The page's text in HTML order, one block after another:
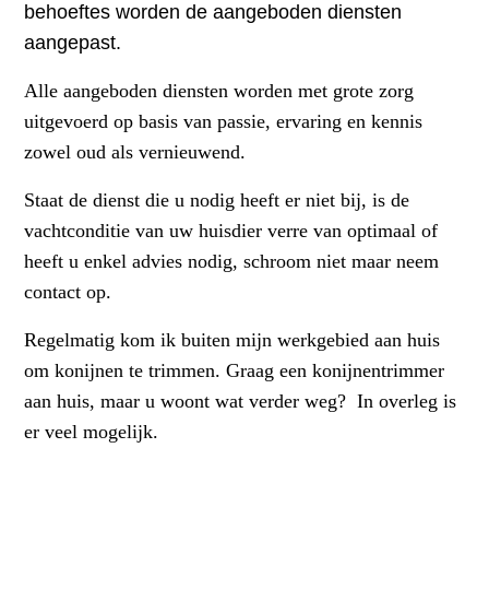
behoeftes worden de aangeboden diensten
aangepast.
Alle aangeboden diensten worden met grote zorg
uitgevoerd op basis van passie, ervaring en kennis
zowel oud als vernieuwend.
Staat de dienstdie u nodig heeft er niet bij, is de
vachtconditie van uw huisdier verre van optimaal of
heeft u enkel advies nodig, schroom niet maar neem
contact op.
Regelmatig kom ik buiten mijn werkgebied aan huis
om konijnen te trimmen. Graag een konijnentrimmer
aan huis, maar u woont wat verder weg? In overleg is
er veel mogelijk.